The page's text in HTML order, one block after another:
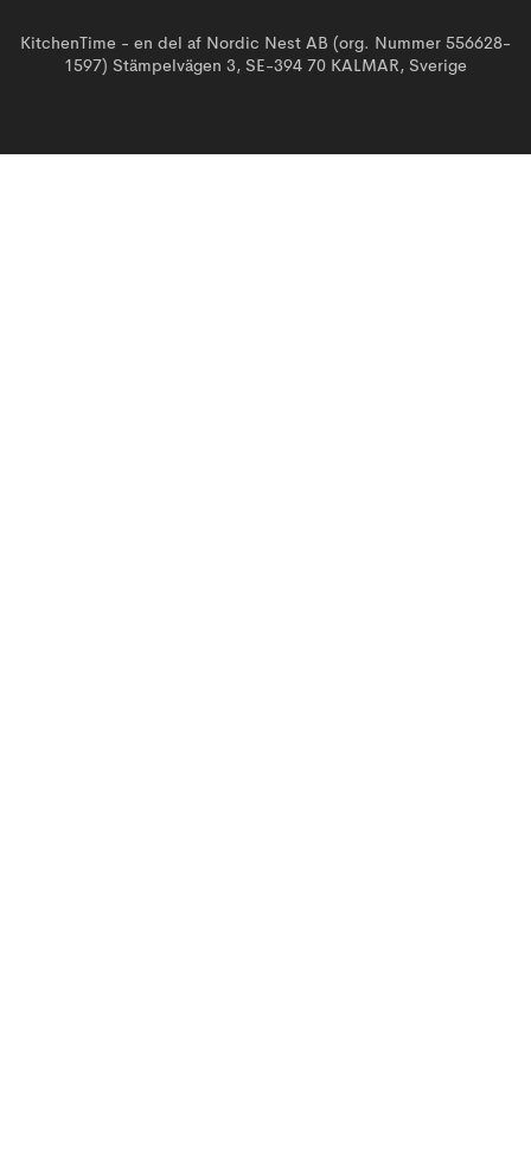
KitchenTime - en del af Nordic Nest AB (org. Nummer 556628-
1597) Stämpelvägen 3, SE-394 70 KALMAR, Sverige